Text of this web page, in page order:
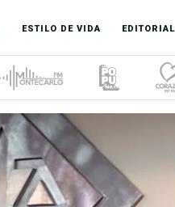
ESTILO DE VIDA EDITORIAL